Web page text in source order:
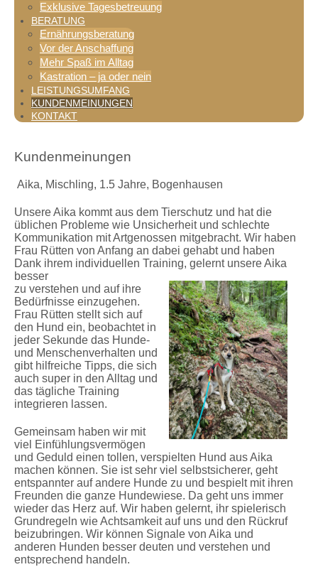
Exklusive Tagesbetreuung
BERATUNG
Ernährungsberatung
Vor der Anschaffung
Mehr Spaß im Alltag
Kastration – ja oder nein
LEISTUNGSUMFANG
KUNDENMEINUNGEN
KONTAKT
Kundenmeinungen
Aika, Mischling, 1.5 Jahre, Bogenhausen
Unsere Aika kommt aus dem Tierschutz und hat die
üblichen Probleme wie Unsicherheit und schlechte
Kommunikation mit Artgenossen mitgebracht. Wir haben
Frau Rütten von Anfang an dabei gehabt und haben
Dank ihrem individuellen Training, gelernt unsere Aika
besser
zu verstehen und auf ihre
Bedürfnisse einzugehen.
Frau Rütten stellt sich auf
den Hund ein, beobachtet in
jeder Sekunde das Hunde-
und Menschenverhalten und
gibt hilfreiche Tipps, die sich
auch super in den Alltag und
das tägliche Training
integrieren lassen.
Gemeinsam haben wir mit
viel Einfühlungsvermögen
und Geduld einen tollen, verspielten Hund aus Aika
machen können. Sie ist sehr viel selbstsicherer, geht
entspannter auf andere Hunde zu und bespielt mit ihren
Freunden die ganze Hundewiese. Da geht uns immer
wieder das Herz auf. Wir haben gelernt, ihr spielerisch
Grundregeln wie Achtsamkeit auf uns und den Rückruf
beizubringen. Wir können Signale von Aika und
anderen Hunden besser deuten und verstehen und
entsprechend handeln.